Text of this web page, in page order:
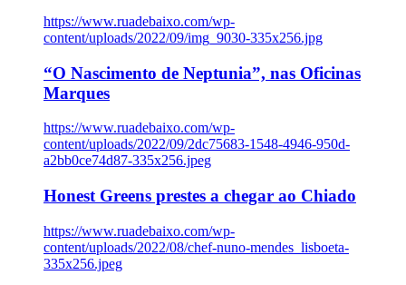
https://www.ruadebaixo.com/wp-
content/uploads/2022/09/img_9030-335x256.jpg
“O Nascimento de Neptunia”, nas Oficinas
Marques
https://www.ruadebaixo.com/wp-
content/uploads/2022/09/2dc75683-1548-4946-950d-
a2bb0ce74d87-335x256.jpeg
Honest Greens prestes a chegar ao Chiado
https://www.ruadebaixo.com/wp-
content/uploads/2022/08/chef-nuno-mendes_lisboeta-
335x256.jpeg